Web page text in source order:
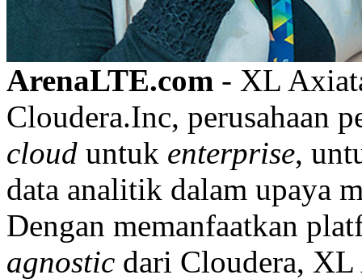
ArenaLTE.com - XL
Cloudera.Inc, perusahaan
cloud untuk enterprise,
data analitik dalam upaya
Dengan memanfaatkan
agnostic dari Cloudera, XL